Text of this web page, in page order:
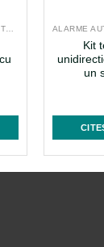
Kit
un